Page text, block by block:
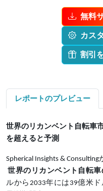
無料
カス
割引
レポートのプレビュー
世界のリカンベント自転車
を超えると予測
Spherical Insights &
世界のリカンベント自転車
ルから2033年には39億米